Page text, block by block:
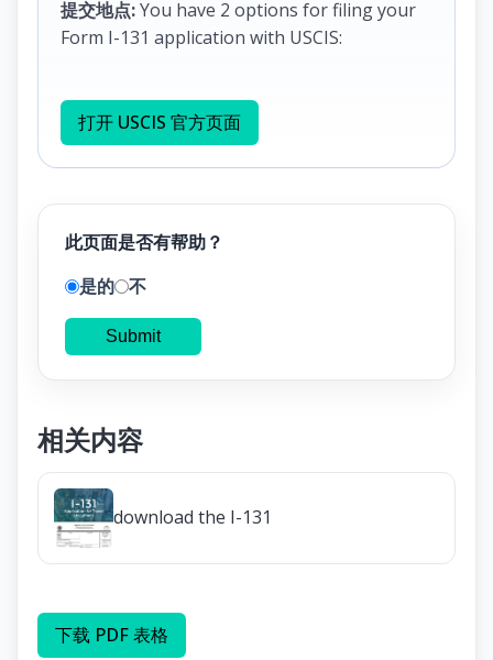
提交地点:You have 2 options for filing your
Form I-131 application with USCIS:
打开 USCIS 官方页面
此页面是否有帮助？
是的 不
Submit
相关内容
download the I-131
下载 PDF 表格